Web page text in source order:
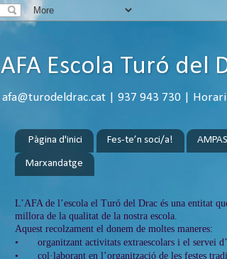
AFA Escola Turó del
afa@turodeldrac.cat | 937 943 730 |
Pàgina d'inici Fes-te’n soci/a!
Marxandatge
L’AFA de l’escola el Turó del Drac és una entitat
millora de la qualitat de la nostra escola.
Aquest recolzament el donem de moltes maneres:
•
organitzant activitats extraescolars i el servei
•
col·laborant en l’organització de les festes